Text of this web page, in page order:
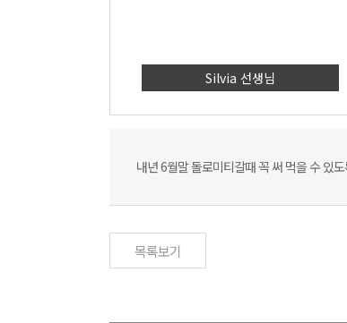
Silvia 선생님
내년 6월말 돌로미티갈때 꼭 써 먹을 수 있
목록보기